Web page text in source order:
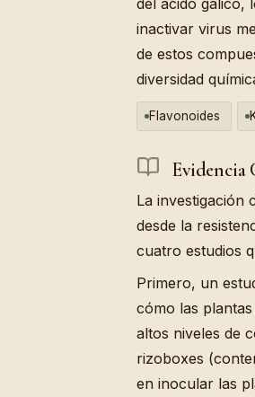
inactivar virus
de estos
diversidad
Flavonoides
Evidencia
La investigación
desde la
cuatro estudios
Primero, un
cómo las
altos niveles de
rizoboxes
en inocular las